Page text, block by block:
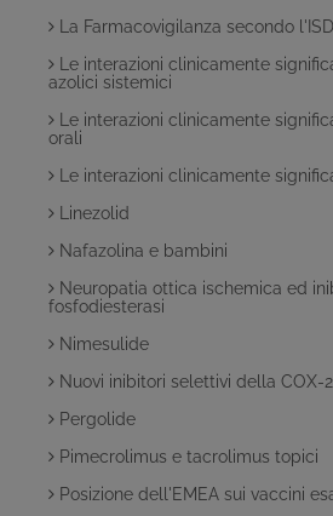
La Farmacovigilanza secondo
Le interazioni clinicamente
azolici sistemici
Le interazioni clinicamente
orali
Le interazioni clinicamente
Linezolid
Nafazolina e bambini
Neuropatia ottica ischemica ed
fosfodiesterasi
Nimesulide
Nuovi inibitori selettivi della COX-2
Pergolide
Pimecrolimus e tacrolimus topici
Posizione dell'EMEA sui vaccini